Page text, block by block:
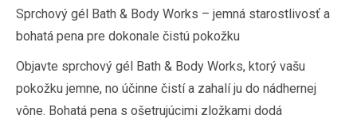
Sprchový gél Bath & Body Works – jemná starostlivosť a
bohatá pena pre dokonale čistú pokožku
Objavte sprchový gél Bath & Body Works, ktorý vašu
pokožku jemne, no účinne čistí a zahalí ju do nádhernej
vône. Bohatá pena s ošetrujúcimi zložkami dodá